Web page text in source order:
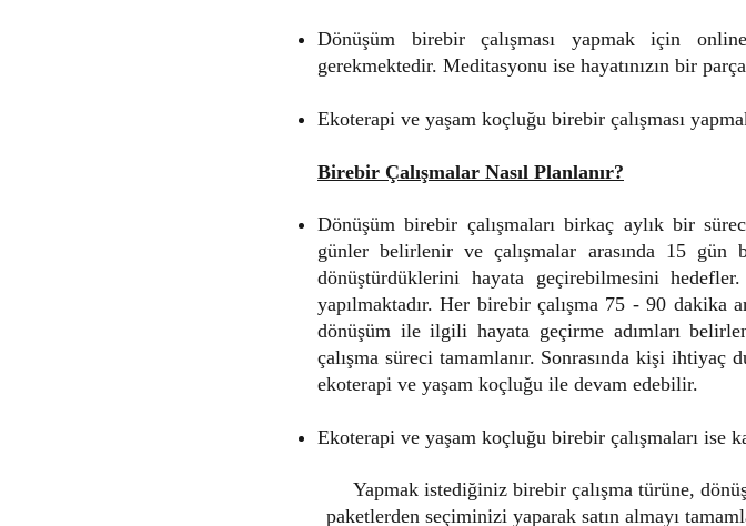
Dönüşüm birebir çalışması yapmak için
gerekmektedir. Meditasyonu ise hayatınızın bir
Ekoterapi ve yaşam koçluğu birebir çalışması
Birebir Çalışmalar Nasıl Planlanır?
Dönüşüm birebir çalışmaları birkaç aylık bir
günler belirlenir ve çalışmalar arasında 15 gün
dönüştürdüklerini hayata geçirebilmesini
yapılmaktadır. Her birebir çalışma 75 - 90 dakika
dönüşüm ile ilgili hayata geçirme adımları
çalışma süreci tamamlanır. Sonrasında kişi ihtiyaç
ekoterapi ve yaşam koçluğu ile devam edebilir.
Ekoterapi ve yaşam koçluğu birebir çalışmaları ise
Yapmak istediğiniz birebir çalışma türüne,
paketlerden seçiminizi yaparak satın almayı